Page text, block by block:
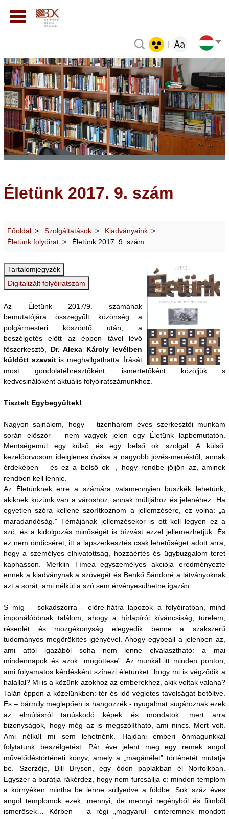
Életünk 2017. 9. szám
Főoldal Szolgáltatások
Kiadványaink
Életünk folyóirat
Életünk 2017. 9. szám
Az Életünk 2017/9. számának
bemutatójára összegyűlt közönség a
polgármesteri köszöntő után, a
beszélgetés előtt az éppen távol lévő
főszerkesztő, Dr. Alexa Károly levélben
küldött szavaitis meghallgathatta. Írását
most gondolatébresztőként, ismertetőként közöljük s
kedvcsinálóként aktuális folyóiratszámunkhoz.
Tisztelt Egybegyűltek!
Nagyon sajnálom, hogy – tizenhárom éves szerkesztői munkám
során először – nem vagyok jelen egy Életünk lapbemutatón.
Mentségemül egy külső és egy belső ok szolgál. A külső:
kezelőorvosom ideiglenes óvása a nagyobb jövés-menéstől, annak
érdekében – és ez a belső ok -, hogy rendbe jöjjön az, aminek
rendben kell lennie.
Az Életünknek erre a számára valamennyien büszkék lehetünk,
akiknek közünk van a városhoz, annak múltjához és jelenéhez. Ha
egyetlen szóra kellene szorítkoznom a jellemzésére, ez volna: „a
maradandóság.” Témájának jellemzésekor is ott kell legyen ez a
szó, és a kidolgozás minőségét is bízvást ezzel jellemezhetjük. És
ez nem öndicséret, itt a lapszerkesztés csak lehetőséget adott arra,
hogy a személyes elhivatottság, hozzáértés és ügybuzgalom teret
kaphasson. Merklin Tímea egyszemélyes akciója eredményezte
ennek a kiadványnak a szövegét és Benkő Sándoré a látványoknak
azt a sorát, ami nélkül a szó sem érvényesülhetne igazán.
S míg – sokadszorra - előre-hátra lapozok a folyóiratban, mind
imponálóbbnak találom, ahogy a hírlapírói kíváncsiság, türelem,
résenlét és mozgékonyság elegyedik benne a szakszerű
tudományos megörökítés igényével. Ahogy egybeáll a jelenben az,
ami attól igazából soha nem lenne elválasztható: a mai
mindennapok és azok „mögöttese”. Az munkál itt minden ponton,
ami folyamatos kérdésként színezi életünket: hogy mi is végződik a
halállal? Mi is a közünk azokhoz az emberekhez, akik voltak valaha?
Talán éppen a közelünkben: tér és idő végletes távolságát betöltve.
És – bármily meglepően is hangozzék - nyugalmat sugároznak ezek
az elmúlásról tanúskodó képek és mondatok: mert arra
bizonyságok, hogy még az is megszólítható, ami nincs. Mert volt.
Ami nélkül mi sem lehetnénk. Hajdani emberi önmagunkkal
folytatunk beszélgetést. Pár éve jelent meg egy remek angol
művelődéstörténeti könyv, amely a „magánélet” történetét mutatja
be. Szerzője, Bill Bryson, egy ódon paplakban él Norfolkban.
Egyszer a barátja rákérdez, hogy nem furcsállja-e: minden templom
a környéken mintha be lenne süllyedve a földbe. Sok száz éves
angol templomok ezek, mennyi, de mennyi regényből és filmből
ismerősek… Körben – a régi „magyarul” cinteremnek mondott